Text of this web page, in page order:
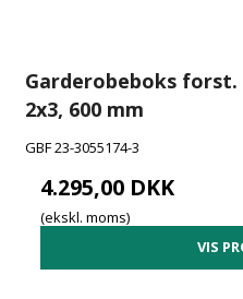
Garderobeboks
2x3, 600 mm
GBF 23-3055174-3
4.295,00 DKK
(ekskl. moms)
VIS